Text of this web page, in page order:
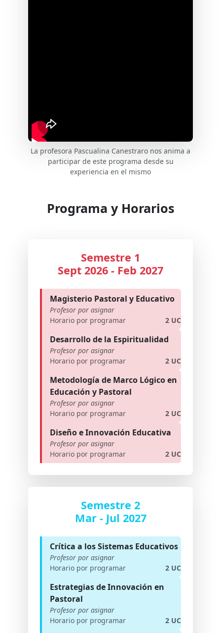
La profesora Pascualina Canestraro nos anima a
participar de este programa desde su
experiencia en el mismo
Programa y Horarios
Semestre 1
Sept 2026 - Feb 2027
Magisterio Pastoral y Educativo
Profesor por asignar
Horario por programar
2 UC
Desarrollo de la Espiritualidad
Profesor por asignar
Horario por programar
2 UC
Metodología de Marco Lógico en
Educación y Pastoral
Profesor por asignar
Horario por programar
2 UC
Diseño e Innovación Educativa
Profesor por asignar
Horario por programar
2 UC
Semestre 2
Mar - Jul 2027
Crítica a los Sistemas Educativos
Profesor por asignar
Horario por programar
2 UC
Estrategias de Innovación en
Pastoral
Profesor por asignar
Horario por programar
2 UC